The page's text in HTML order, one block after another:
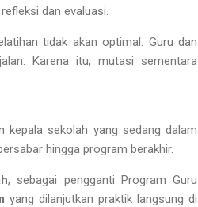
dan evaluasi.
tidak akan optimal. Guru dan
Karena itu, mutasi sementara
kepala sekolah yang sedang dalam
hingga program berakhir.
, sebagai pengganti Program Guru
yang dilanjutkan praktik langsung di